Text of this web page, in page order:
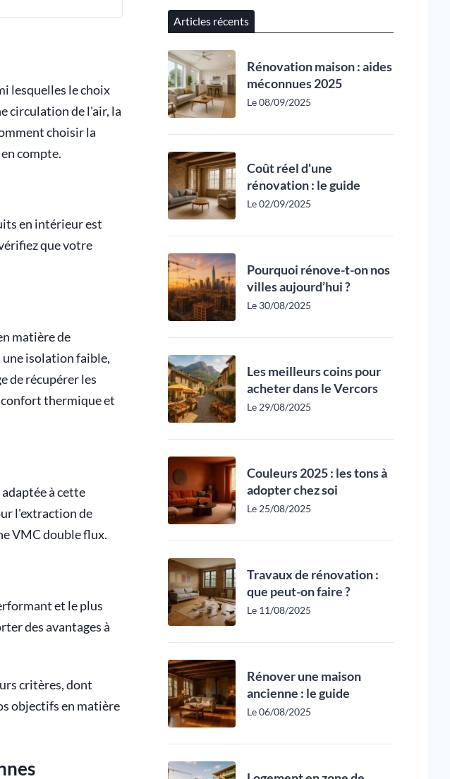
lesquelles le choix
circulation de l'air, la
choisir la
compte.
en intérieur est
que votre
matière de
une isolation faible,
de récupérer les
thermique et
à cette
l'extraction de
VMC double flux.
et le plus
des avantages à
critères, dont
objectifs en matière
Articles récents
Rénovation maison : aides
méconnues 2025
Le 08/09/2025
Coût réel d'une
rénovation : le guide
Le 02/09/2025
Pourquoi rénove-t-on nos
villes aujourd’hui ?
Le 30/08/2025
Les meilleurs coins pour
acheter dans le Vercors
Le 29/08/2025
Couleurs 2025 : les tons à
adopter chez soi
Le 25/08/2025
Travaux de rénovation :
que peut-on faire ?
Le 11/08/2025
Rénover une maison
ancienne : le guide
Le 06/08/2025